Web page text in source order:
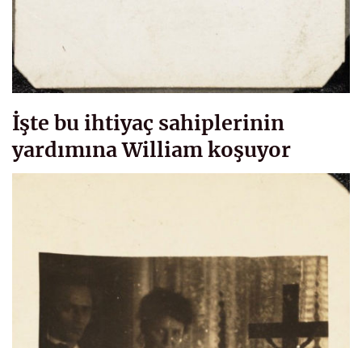
İşte bu ihtiyaç sahiplerinin
yardımına William koşuyor